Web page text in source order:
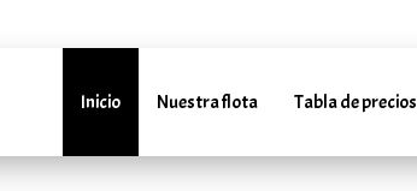
Inicio Nuestra flota Tabla de precios